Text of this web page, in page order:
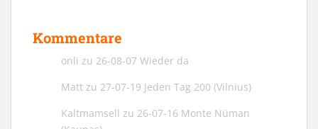
Kommentare
onli zu 26-08-07 Wieder da
Matt zu 27-07-19 Jeden Tag 200 (Vilnius)
Kaltmamsell zu 26-07-16 Monte Nüman